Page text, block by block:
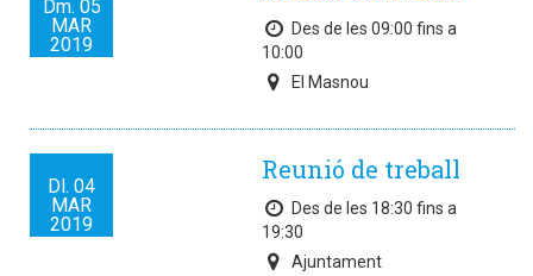
Dm. 05
MAR
2019
Des de les 09:00 fins a
10:00
El Masnou
Dl. 04
MAR
2019
Reunió de treball
Des de les 18:30 fins a
19:30
Ajuntament